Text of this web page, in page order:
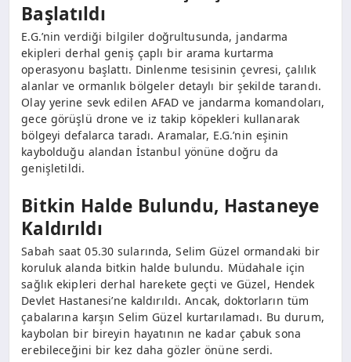
Başlatıldı
E.G.’nin verdiği bilgiler doğrultusunda, jandarma
ekipleri derhal geniş çaplı bir arama kurtarma
operasyonu başlattı. Dinlenme tesisinin çevresi, çalılık
alanlar ve ormanlık bölgeler detaylı bir şekilde tarandı.
Olay yerine sevk edilen AFAD ve jandarma komandoları,
gece görüşlü drone ve iz takip köpekleri kullanarak
bölgeyi defalarca taradı. Aramalar, E.G.’nin eşinin
kaybolduğu alandan İstanbul yönüne doğru da
genişletildi.
Bitkin Halde Bulundu, Hastaneye
Kaldırıldı
Sabah saat 05.30 sularında, Selim Güzel ormandaki bir
koruluk alanda bitkin halde bulundu. Müdahale için
sağlık ekipleri derhal harekete geçti ve Güzel, Hendek
Devlet Hastanesi’ne kaldırıldı. Ancak, doktorların tüm
çabalarına karşın Selim Güzel kurtarılamadı. Bu durum,
kaybolan bir bireyin hayatının ne kadar çabuk sona
erebileceğini bir kez daha gözler önüne serdi.